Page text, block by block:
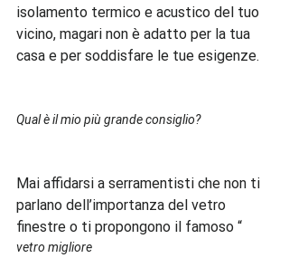
isolamento termico e acustico del tuo
vicino, magari non è adatto per la tua
casa e per soddisfare le tue esigenze.
Qual è il mio più grande consiglio?
Mai affidarsi a serramentisti che non ti
parlano dell’importanza del vetro
finestre o ti propongono il famoso “
vetro migliore